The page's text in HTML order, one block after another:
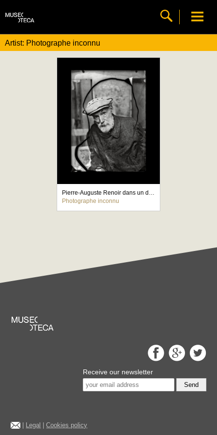
Artist: Photographe inconnu
Pierre-Auguste Renoir dans un de ses ateliers
Photographe inconnu
Receive our newsletter
Send
Legal |Cookies policy